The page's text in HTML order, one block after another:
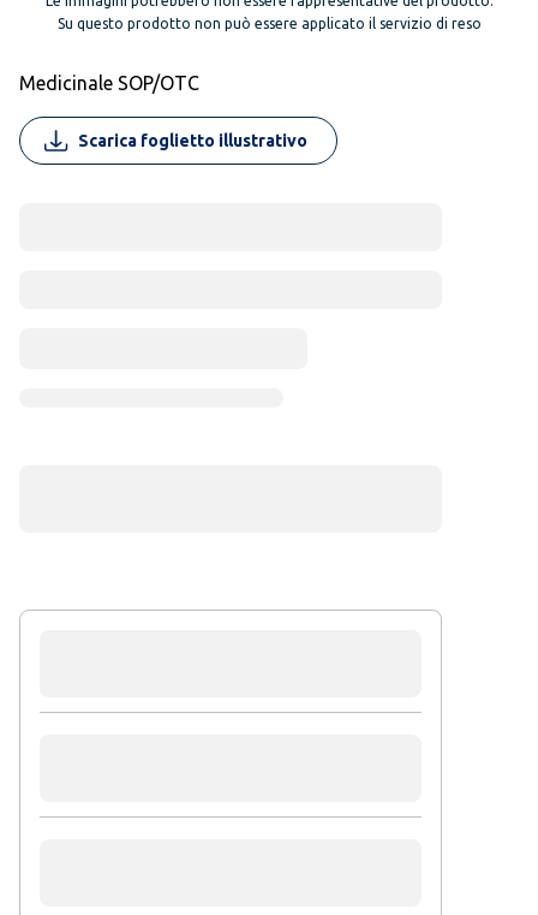
Su questo prodotto non può essere applicato il servizio di reso
Medicinale SOP/OTC
Scarica foglietto illustrativo